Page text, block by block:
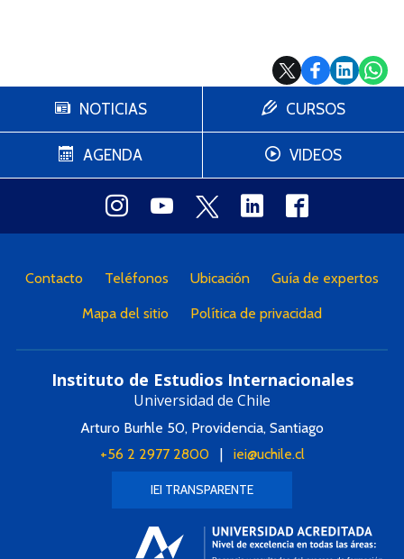
NOTICIAS
AGENDA
CURSOS
VIDEOS
Contacto Teléfonos Ubicación Guía de expertos
Mapa del sitio Política de privacidad
Instituto de Estudios Internacionales
Universidad de Chile
Arturo Burhle 50, Providencia, Santiago
+56 2 2977 2800| iei@uchile.cl
IEI TRANSPARENTE